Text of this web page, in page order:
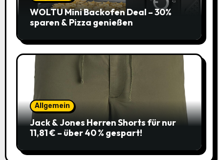
WOLTU Mini Backofen Deal – 30%
sparen & Pizza genießen
Allgemein
Jack & Jones Herren Shorts für nur
11,81 € – über 40 % gespart!